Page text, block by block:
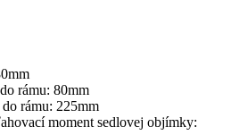
rámu: 80mm
rámu: 225mm
moment sedlovej objímky: